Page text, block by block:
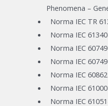
Phenomena –
Norma IEC TR
Norma IEC
Norma IEC
Norma IEC
Norma IEC
Norma IEC
Norma IEC